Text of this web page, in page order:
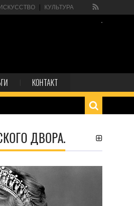
ИСКУССТВО КУЛЬТУРА
КОНТАКТ
ДВОРА.